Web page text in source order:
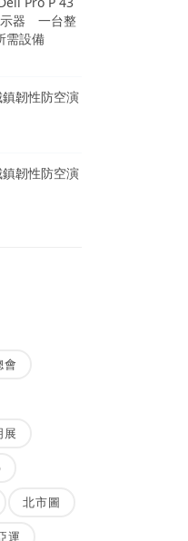
示器 一台整
需設備
韌性防空演
韌性防空演
會
展
北市圖
運